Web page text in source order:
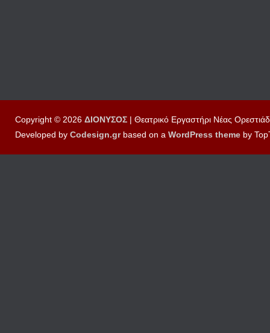
Copyright © 2026 ΔΙΟΝΥΣΟΣ | Θεατρικό Εργαστήρι Νέας
Developed by Codesign.grbased on a WordPress theme by